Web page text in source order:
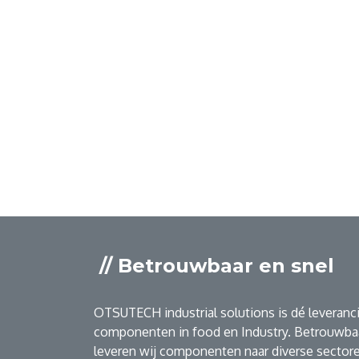
// Betrouwbaar en snel
OTSUTECH industrial solutions is dé
componenten in food en Industry.
leveren wij componenten naar diverse